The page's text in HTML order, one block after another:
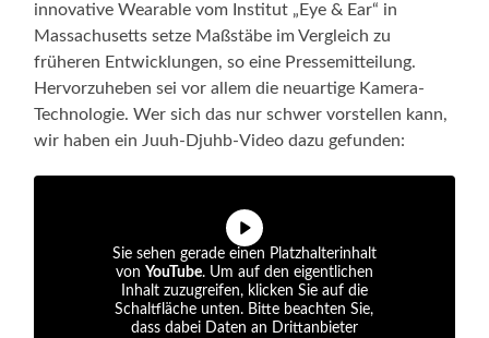
innovative Wearable vom Institut „Eye & Ear“ in
Massachusetts setze Maßstäbe im Vergleich zu
früheren Entwicklungen, so eine Pressemitteilung.
Hervorzuheben sei vor allem die neuartige Kamera-
Technologie. Wer sich das nur schwer vorstellen kann,
wir haben ein Juuh-Djuhb-Video dazu gefunden:
Sie sehen gerade einen Platzhalterinhalt
von YouTube. Um auf den eigentlichen
Inhalt zuzugreifen, klicken Sie auf die
Schaltfläche unten. Bitte beachten Sie,
dass dabei Daten an Drittanbieter